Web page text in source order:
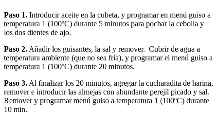
Paso 1. Introducir aceite en la cubeta, y programar en menú guiso a
temperatura 1 (100ºC) durante 5 minutos para pochar la cebolla y
los dos dientes de ajo.
Paso 2. Añadir los guisantes, la sal y remover. Cubrir de agua a
temperatura ambiente (que no sea fría), y programar el menú guiso a
temperatura 1 (100ºC) durante 20 minutos.
Paso 3. Al finalizar los 20 minutos, agregar la cucharadita de harina,
remover e introducir las almejas con abundante perejil picado y sal.
Remover y programar menú guiso a temperatura 1 (100ºC) durante
10 min.